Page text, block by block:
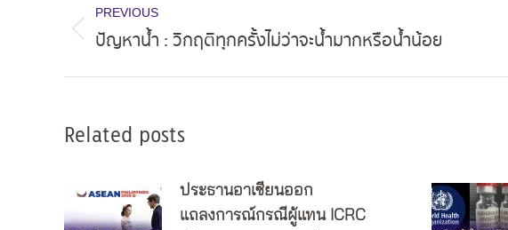
navigation
PREVIOUS
Previous
ปัญหาน้ำ : วิกฤติทุกครั้งไม่ว่าจะน้ำมากหรือน้ำน้อย
Related posts
ประธานอาเซียนออก
แถลงการณ์กรณีผู้แทน ICRC